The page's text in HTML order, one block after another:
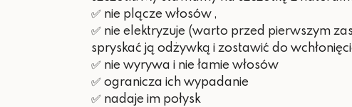
✅ nie plącze włosów ,
✅ nie elektryzuje (warto przed pierwszym
spryskać ją odżywką i zostawić do
✅ nie wyrywa i nie łamie włosów
✅ ogranicza ich wypadanie
✅ nadaje im połysk